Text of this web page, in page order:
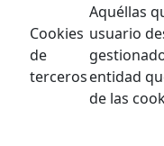
Cookies
de
terceros
Aquéllas
usuario
entidad
de las